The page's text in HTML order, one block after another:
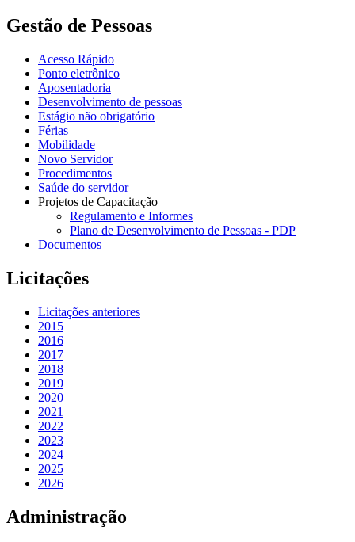
Gestão de Pessoas
Acesso Rápido
Ponto eletrônico
Aposentadoria
Desenvolvimento de pessoas
Estágio não obrigatório
Férias
Mobilidade
Novo Servidor
Procedimentos
Saúde do servidor
Projetos de Capacitação
Regulamento e Informes
Plano de Desenvolvimento de Pessoas - PDP
Documentos
Licitações
Licitações anteriores
2015
2016
2017
2018
2019
2020
2021
2022
2023
2024
2025
2026
Administração